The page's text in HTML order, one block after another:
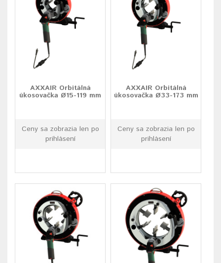
AXXAIR Orbitálná
úkosovačka Ø15-119 mm
Ceny sa zobrazia len po
prihlásení
AXXAIR Orbitálná
úkosovačka Ø33-173 mm
Ceny sa zobrazia len po
prihlásení